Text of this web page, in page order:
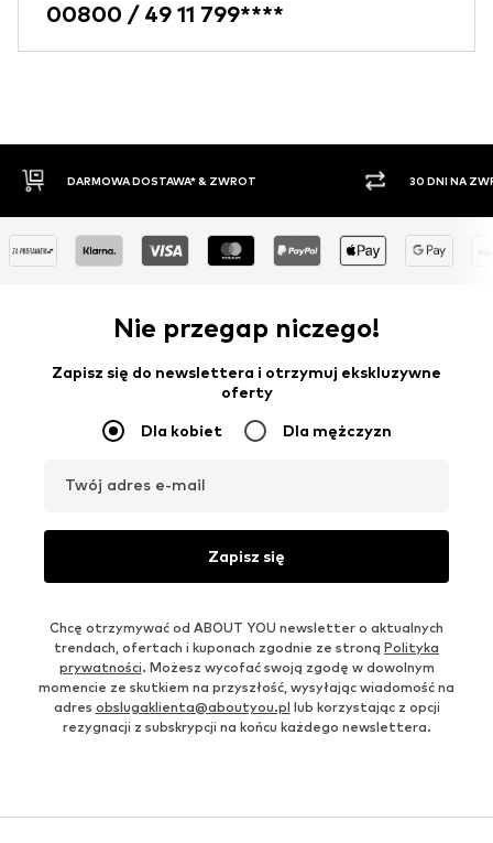
00800 / 49 11 799****
30 DNI NA ZWROT TOWARU
Nie przegap niczego!
Zapisz się do newslettera i otrzymuj ekskluzywne
oferty
Dla kobiet Dla mężczyzn
Twój adres e-mail
Zapisz się
Chcę otrzymywać od ABOUT YOU newsletter o aktualnych
trendach, ofertach i kuponach zgodnie ze stroną Polityka
prywatności. Możesz wycofać swoją zgodę w dowolnym
momencie ze skutkiem na przyszłość, wysyłając wiadomość na
adres obslugaklienta@aboutyou.pl lub korzystając z opcji
rezygnacji z subskrypcji na końcu każdego newslettera.